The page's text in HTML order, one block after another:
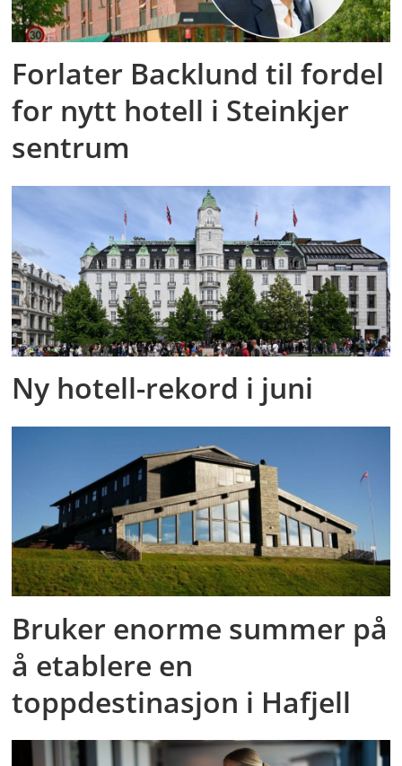
Forlater Backlund til fordel
for nytt hotell i Steinkjer
sentrum
Ny hotell-rekord i juni
Bruker enorme summer på
å etablere en
toppdestinasjon i Hafjell